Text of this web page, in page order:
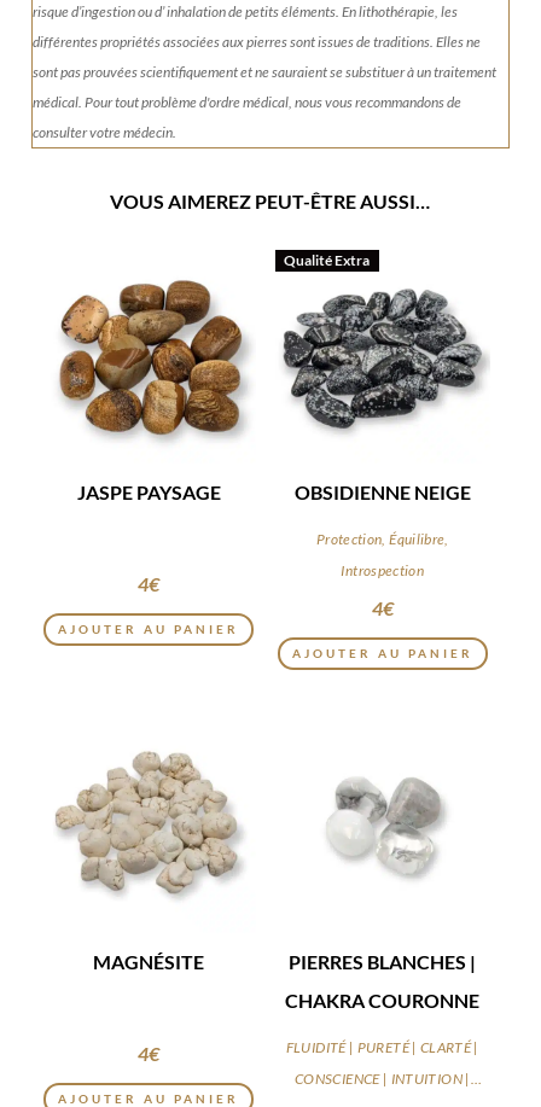
risque d’ingestion ou d’ inhalation de petits éléments.En lithothérapie, les
différentes propriétés associées aux pierres sont issues de traditions. Elles ne
sont pas prouvées scientifiquement et ne sauraient se substituer à un traitement
médical. Pour tout problème d'ordre médical, nous vous recommandons de
consulter votre médecin.
VOUS AIMEREZ PEUT-ÊTRE AUSSI…
JASPE PAYSAGE
4€
AJOUTER AU PANIER
Qualité Extra
OBSIDIENNE NEIGE
Protection, Équilibre,
Introspection
4€
AJOUTER AU PANIER
MAGNÉSITE
4€
AJOUTER AU PANIER
PIERRES BLANCHES |
CHAKRA COURONNE
FLUIDITÉ | PURETÉ | CLARTÉ |
CONSCIENCE | INTUITION |